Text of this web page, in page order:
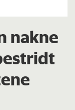
nakne